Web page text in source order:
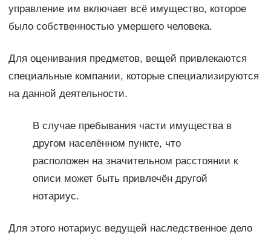
управление им включает всё имущество, которое
было собственностью умершего человека.
Для оценивания предметов, вещей привлекаются
специальные компании, которые специализируются
на данной деятельности.
В случае пребывания части имущества в
другом населённом пункте, что
расположен на значительном расстоянии к
описи может быть привлечён другой
нотариус.
Для этого нотариус ведущей наследственное дело